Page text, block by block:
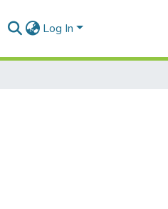
Log In